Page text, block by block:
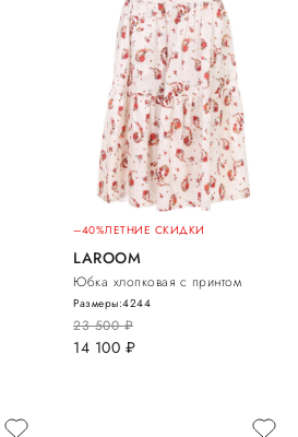
–40%ЛЕТНИЕ СКИДКИ
LAROOM
Юбка хлопковая с принтом
23 500руб.
14 100 руб.
Размеры:4244